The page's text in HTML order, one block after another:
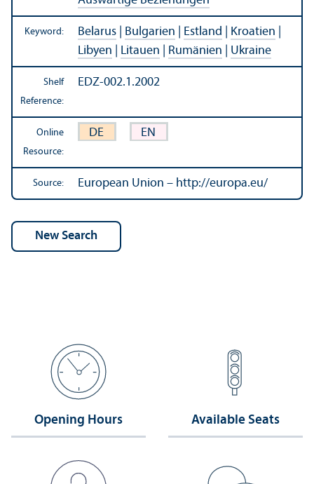
Keyword: Belarus Bulgarien Estland Kroatien
Libyen
Litauen Rumänien Ukraine
Shelf
Reference:
EDZ-002.1.2002
Online
Resource:
DE EN
Source: European Union – http://europa.eu/
Opening Hours Available Seats